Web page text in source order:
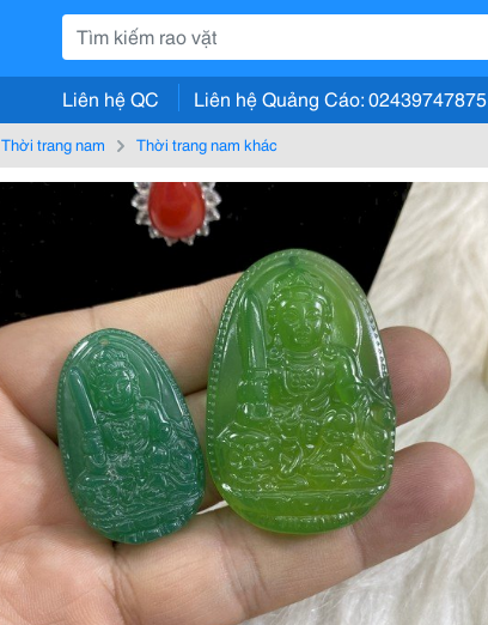
Liên hệ QC Liên hệ Quảng Cáo: 02439747875
Thời trang nam Thời trang nam khác